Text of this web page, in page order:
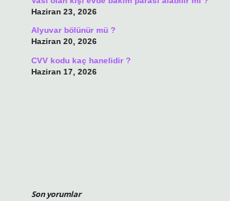
Haziran 23, 2026
Alyuvar bölünür mü ?
Haziran 20, 2026
CVV kodu kaç hanelidir ?
Haziran 17, 2026
Son yorumlar